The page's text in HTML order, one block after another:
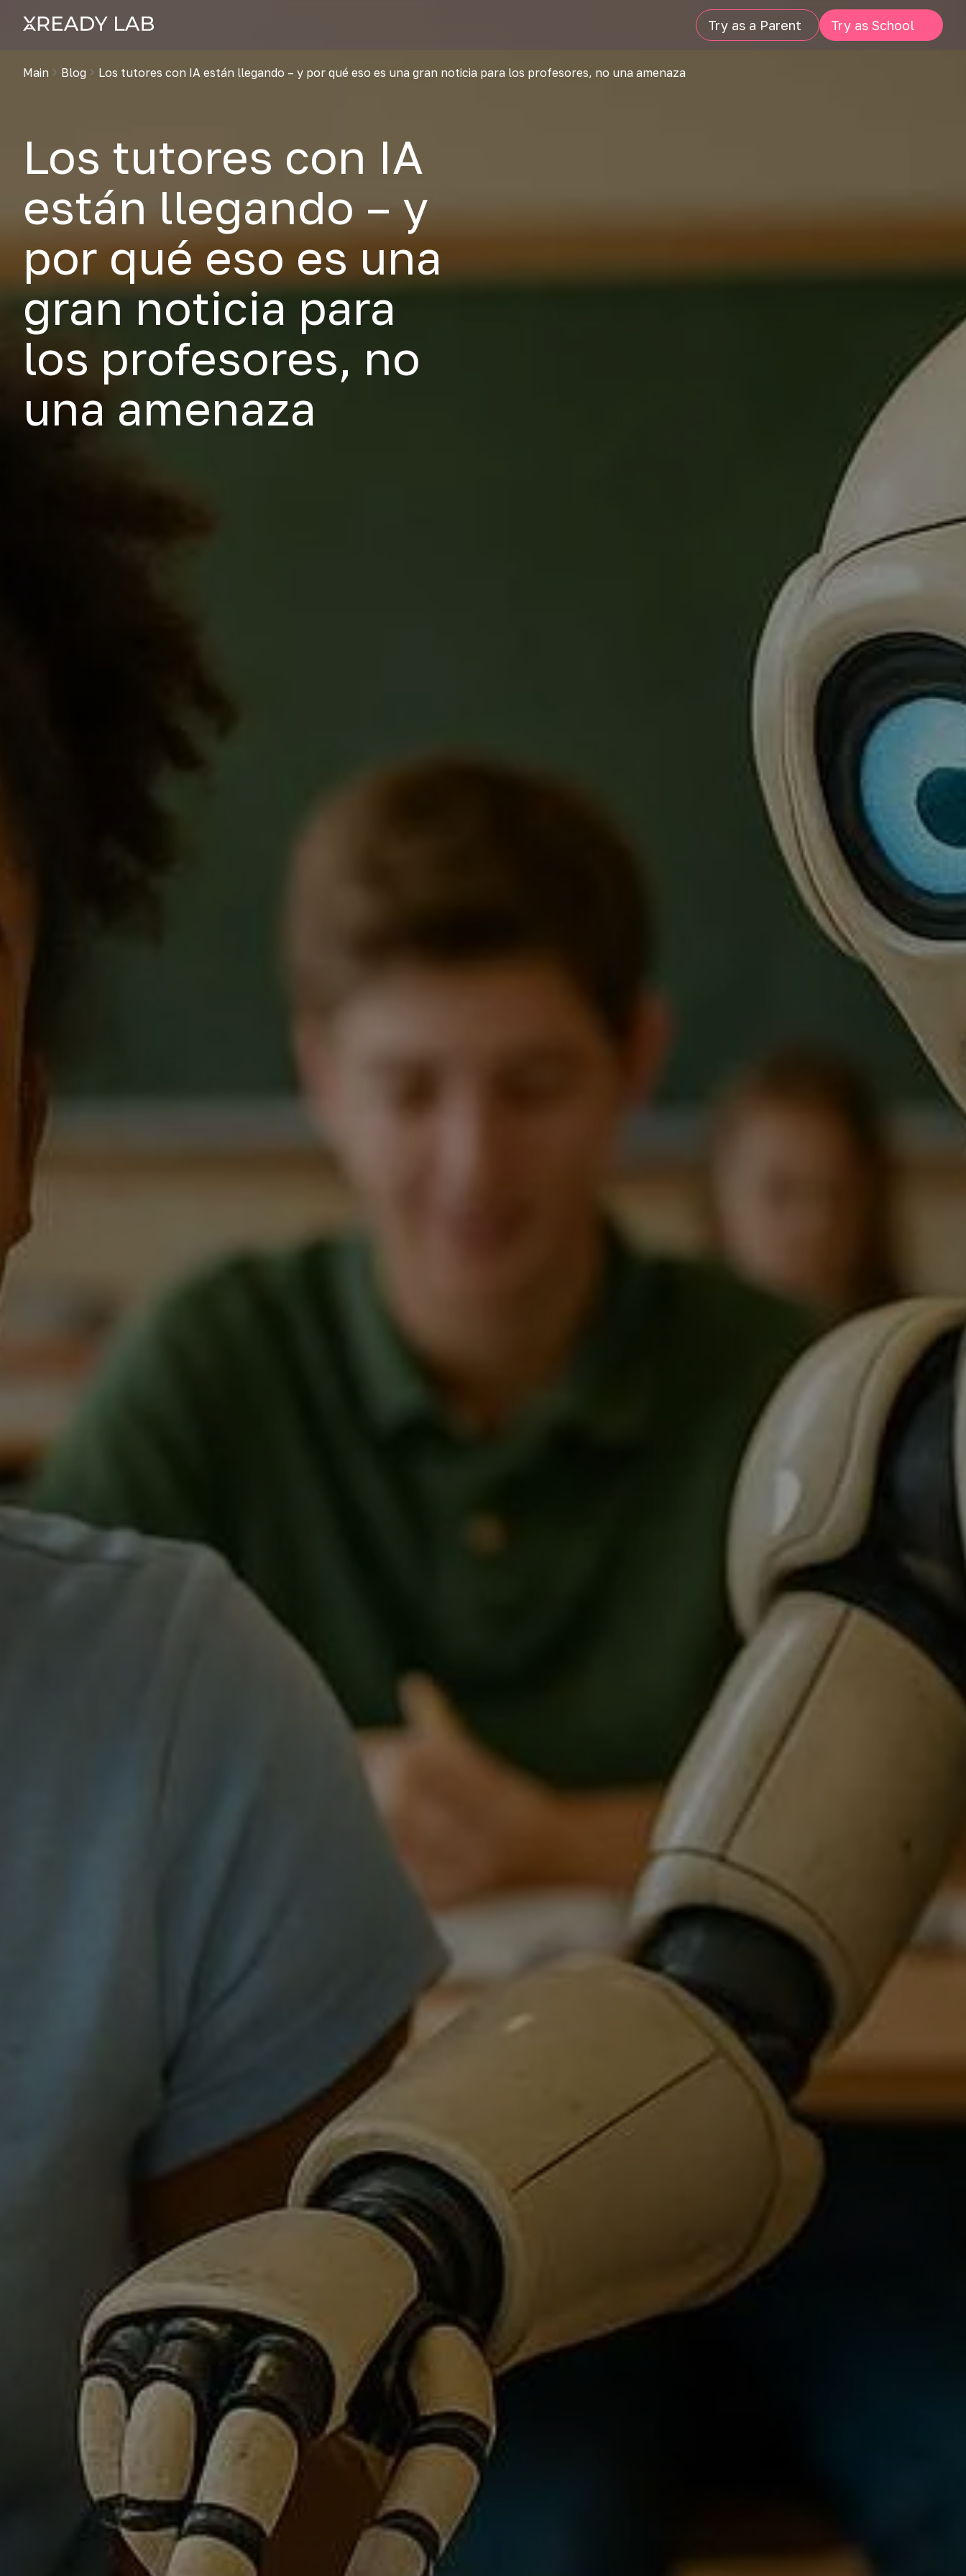
Try as a Parent Try as School
Main Blog Los tutores con IA están llegando – y por qué eso es una gran noticia para los profesores, no una amenaza
Los tutores con IA
están llegando – y
por qué eso es una
gran noticia para
los profesores, no
una amenaza